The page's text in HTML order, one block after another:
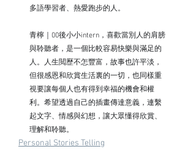
多語學習者、熱愛跑步的人。⠀ ⠀ ⠀
青檸｜00後小小intern，喜歡當別人的肩膀
與聆聽者，是一個比較容易快樂與滿足的
人。人生閲歷不怎豐富，故事也許平淡，
但很感恩和欣賞生活裏的一切，也同樣重
視要讓每個人也有得到幸福的機會和權
利。希望透過自己的插畫傳達意義，連繫
起文字、情感與幻想，讓大眾懂得欣賞、
理解和聆聽。⠀
Personal Stories Telling